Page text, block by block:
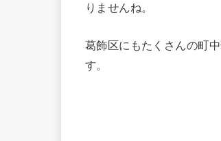
りませんね。
葛飾区にもたくさんの町
す。